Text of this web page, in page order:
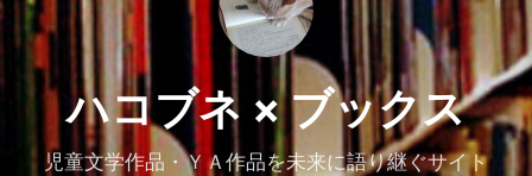
ハコブネ × ブックス
児童文学作品・ＹＡ作品を未来に語り継ぐサイト